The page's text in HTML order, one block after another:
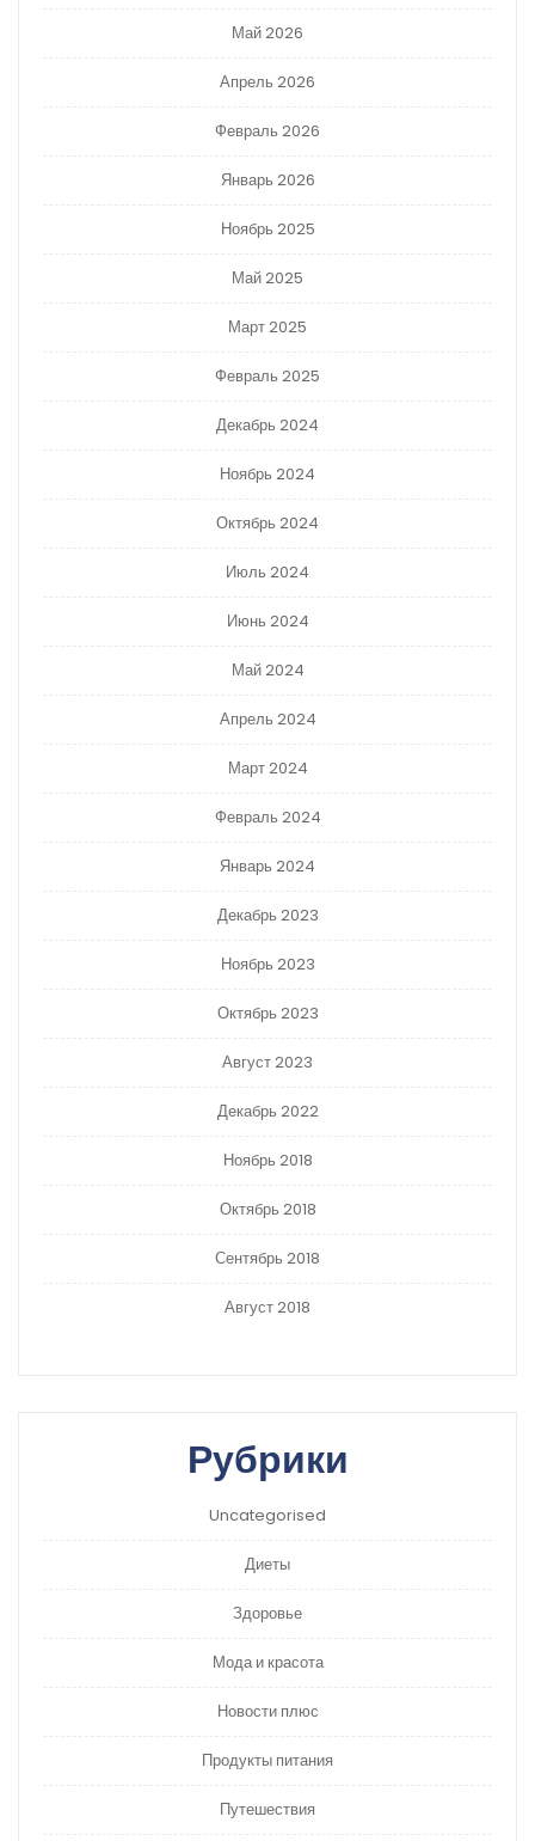
Май 2026
Апрель 2026
Февраль 2026
Январь 2026
Ноябрь 2025
Май 2025
Март 2025
Февраль 2025
Декабрь 2024
Ноябрь 2024
Октябрь 2024
Июль 2024
Июнь 2024
Май 2024
Апрель 2024
Март 2024
Февраль 2024
Январь 2024
Декабрь 2023
Ноябрь 2023
Октябрь 2023
Август 2023
Декабрь 2022
Ноябрь 2018
Октябрь 2018
Сентябрь 2018
Август 2018
Рубрики
Uncategorised
Диеты
Здоровье
Мода и красота
Новости плюс
Продукты питания
Путешествия